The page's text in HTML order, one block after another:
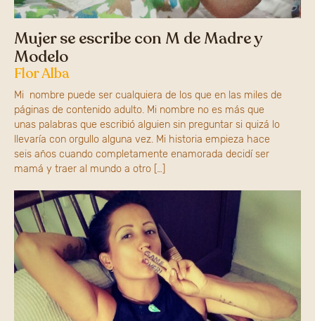
Mujer se escribe con M de Madre y
Modelo
Flor Alba
Mi nombre puede ser cualquiera de los que en las miles de
páginas de contenido adulto. Mi nombre no es más que
unas palabras que escribió alguien sin preguntar si quizá lo
llevaría con orgullo alguna vez. Mi historia empieza hace
seis años cuando completamente enamorada decidí ser
mamá y traer al mundo a otro […]